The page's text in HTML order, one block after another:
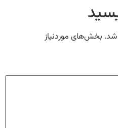
شد. بخش‌های موردنیاز